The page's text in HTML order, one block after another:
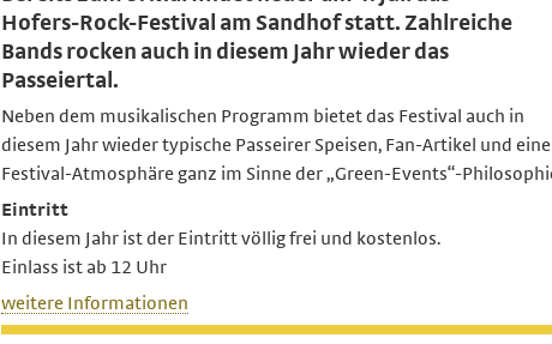
Hofers-Rock-Festival am Sandhof statt. Zahlreiche
Bands rocken auch in diesem Jahr wieder das
Passeiertal.
Neben dem musikalischen Programm bietet das Festival auch in
diesem Jahr wieder typische Passeirer Speisen, Fan-Artikel und eine
Festival-Atmosphäre ganz im Sinne der „Green-Events“-
Eintritt
In diesem Jahr ist der Eintritt völlig frei und kostenlos.
Einlass ist ab 12 Uhr
weitere Informationen